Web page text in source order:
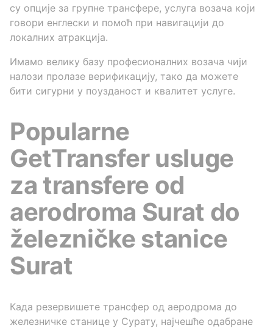
су опције за групне трансфере, услуга возача који
говори енглески и помоћ при навигацији до
локалних атракција.
Имамо велику базу професионалних возача чији
налози пролазе верификацију, тако да можете
бити сигурни у поузданост и квалитет услуге.
Popularne
GetTransfer usluge
za transfere od
aerodroma Surat do
železničke stanice
Surat
Када резервишете трансфер од аеродрома до
железничке станице у Сурату, најчешће одабране